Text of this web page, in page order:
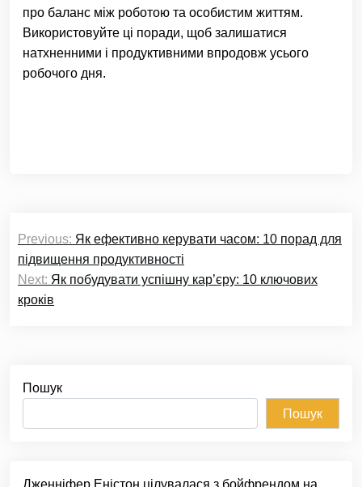
про баланс між роботою та особистим життям.
Використовуйте ці поради, щоб залишатися
натхненними і продуктивними впродовж усього
робочого дня.
записів
Previous: Як ефективно керувати часом: 10 порад для
підвищення продуктивності
Next: Як побудувати успішну кар’єру: 10 ключових
кроків
Пошук
Пошук
Дженніфер Еністон цілувалася з бойфрендом на